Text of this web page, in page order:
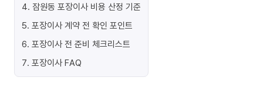
4. 잠원동 포장이사 비용 산정 기준
5. 포장이사 계약 전 확인 포인트
6. 포장이사 전 준비 체크리스트
7. 포장이사 FAQ